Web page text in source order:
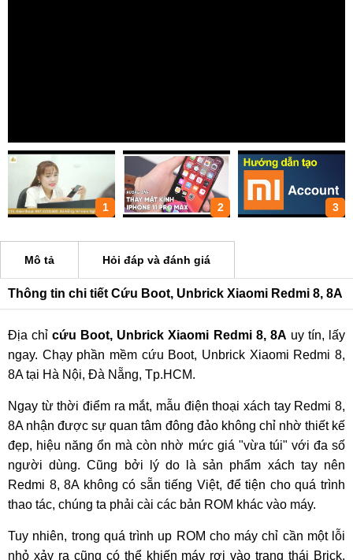
1 2 3
Mô tả Hỏi đáp và đánh giá
Thông tin chi tiết Cứu Boot, Unbrick Xiaomi Redmi 8, 8A
Địa chỉcứu Boot, Unbrick Xiaomi Redmi 8, 8A uy tín, lấy
ngay. Chạy phần mềm cứu Boot, Unbrick Xiaomi Redmi 8,
8A tại Hà Nội, Đà Nẵng, Tp.HCM.
Ngay từ thời điểm ra mắt, mẫu điện thoại xách tay Redmi 8,
8A nhận được sự quan tâm đông đảo không chỉ nhờ thiết kế
đẹp, hiệu năng ổn mà còn nhờ mức giá "vừa túi" với đa số
người dùng. Cũng bởi lý do là sản phẩm xách tay nên
Redmi 8, 8A không có sẵn tiếng Việt, để tiện cho quá trình
thao tác, chúng ta phải cài các bản ROM khác vào máy.
Tuy nhiên, trong quá trình up ROM cho máy chỉ cần một lỗi
nhỏ xảy ra cũng có thể khiến máy rơi vào trạng thái Brick,